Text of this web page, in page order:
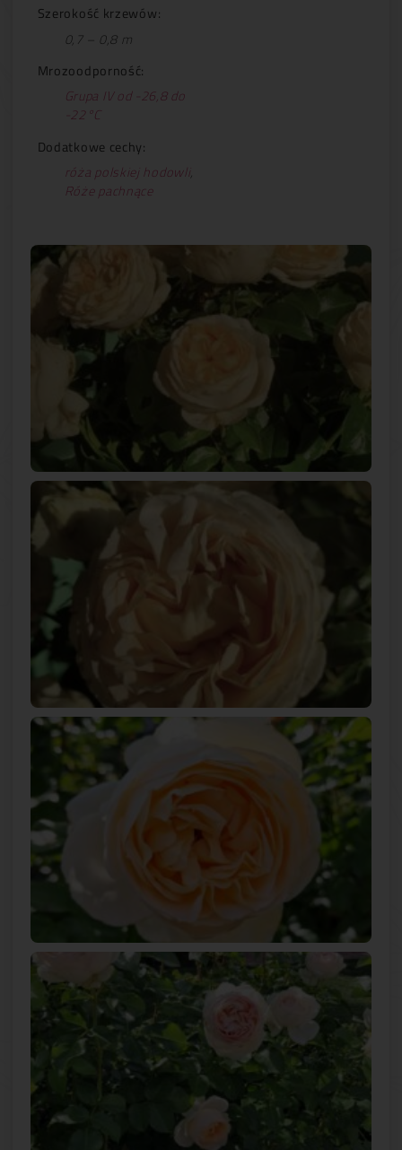
Szerokość krzewów:
0,7 – 0,8 m
Mrozoodporność:
Grupa IV od -26,8 do
-22°C
Dodatkowe cechy:
róża polskiej hodowli,
Róże pachnące